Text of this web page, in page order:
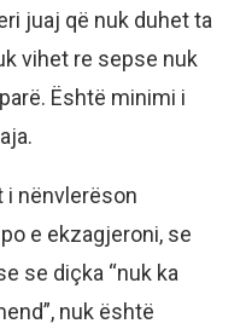
juaj që nuk duhet ta
vihet re sepse nuk
Është minimi i
i nënvlerëson
e ekzagjeroni, se
se diçka “nuk ka
nuk është